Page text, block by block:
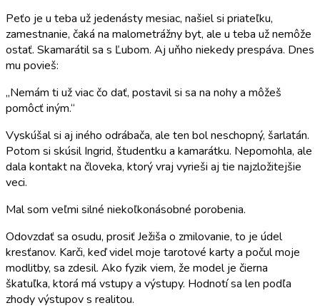
Peťo je u teba už jedenásty mesiac, našiel si priateľku,
zamestnanie, čaká na malometrážny byt, ale u teba už nemôže
ostať. Skamarátil sa s Ľubom. Aj uňho niekedy prespáva. Dnes
mu povieš:
„Nemám ti už viac čo dať, postavil si sa na nohy a môžeš
pomôcť iným.“
Vyskúšal si aj iného odrábača, ale ten bol neschopný, šarlatán.
Potom si skúsil Ingrid, študentku a kamarátku. Nepomohla, ale
dala kontakt na človeka, ktorý vraj vyrieši aj tie najzložitejšie
veci.
Mal som veľmi silné niekoľkonásobné porobenia.
Odovzdať sa osudu, prosiť Ježiša o zmilovanie, to je údel
kresťanov. Karči, keď videl moje tarotové karty a počul moje
modlitby, sa zdesil. Ako fyzik viem, že model je čierna
škatuľka, ktorá má vstupy a výstupy. Hodnotí sa len podľa
zhody výstupov s realitou.